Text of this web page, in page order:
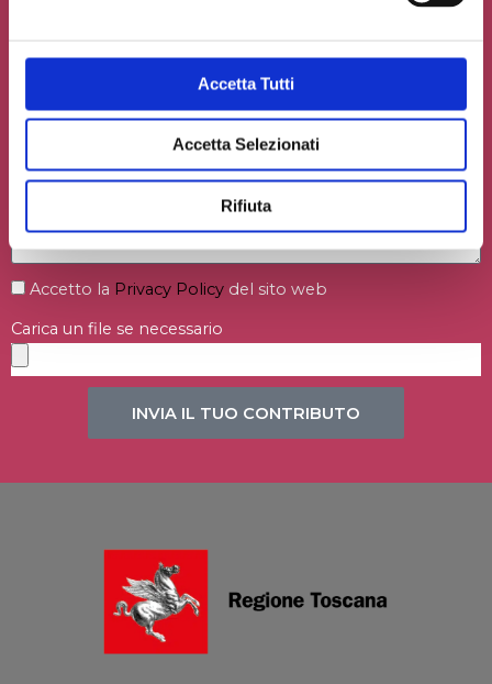
Accetta Tutti
Accetta Selezionati
Rifiuta
Accetto la Privacy Policy del sito web
Carica un file se necessario
INVIA IL TUO CONTRIBUTO